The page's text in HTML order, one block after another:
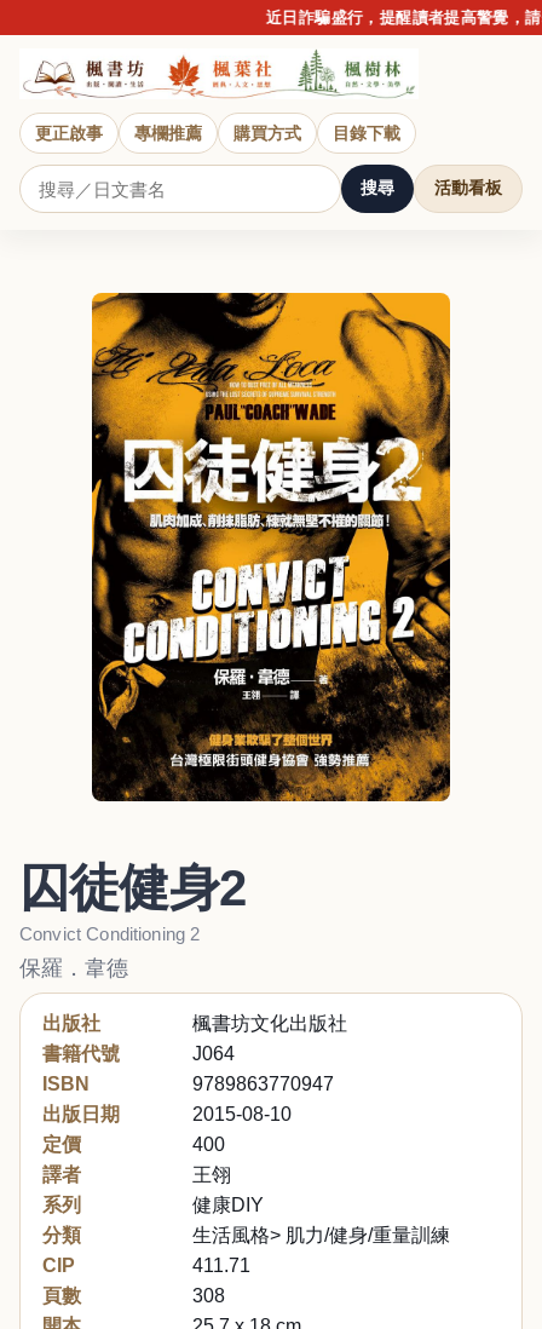
近日詐騙盛行，提醒讀者提高警覺，請
更正啟事 專欄推薦 購買方式 目錄下載
搜尋 活動看板
囚徒健身2
Convict Conditioning 2
保羅．韋德
出版社
楓書坊文化出版社
書籍代號
J064
ISBN
9789863770947
出版日期
2015-08-10
定價
400
譯者
王翎
系列
健康DIY
分類
生活風格> 肌力/健身/重量訓練
CIP
411.71
頁數
308